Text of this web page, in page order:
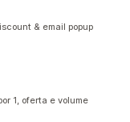
& email popup
1, oferta e volume